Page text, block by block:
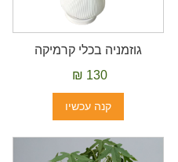
גוזמניה בכלי קרמיקה
130 ₪
קנה עכשיו